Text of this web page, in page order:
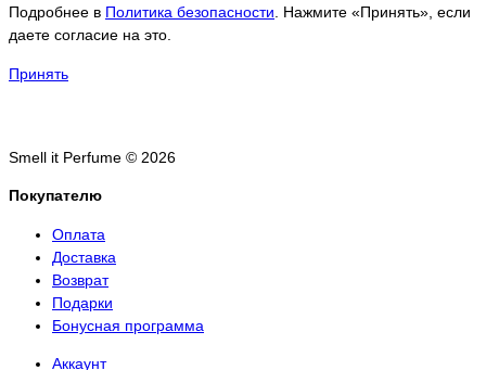
Подробнее в Политика безопасности. Нажмите «Принять», если
даете согласие на это.
Принять
Smell it Perfume © 2026
Покупателю
Оплата
Доставка
Возврат
Подарки
Бонусная программа
Аккаунт